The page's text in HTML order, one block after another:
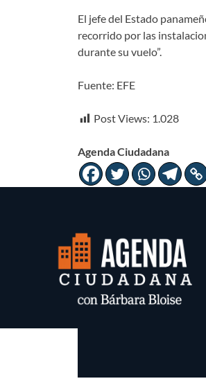
El jefe del Estado
recorrido por las
durante su vuelo”.
Fuente: EFE
Post Views: 1.028
Agenda Ciudadana